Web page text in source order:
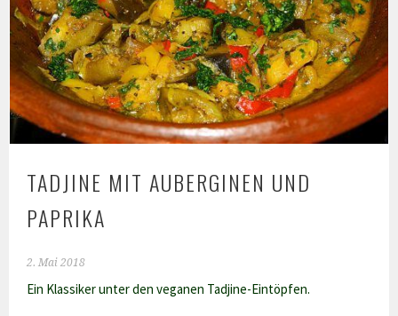
TADJINE MIT AUBERGINEN UND
PAPRIKA
2. Mai 2018
Ein Klassiker unter den veganen Tadjine-Eintöpfen.